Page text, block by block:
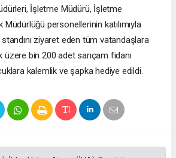
İşletme Müdürü, İşletme
Müdürlüğü personellerinin katılımıyla
ziyaret eden tüm vatandaşlara
bin 200 adet sarıçam fidanı
kalemlik ve şapka hediye edildi.